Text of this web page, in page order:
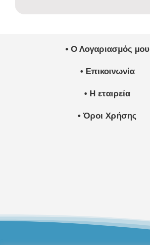
• Ο Λογαριασμός μου
• Επικοινωνία
• Η εταιρεία
• Όροι Χρήσης